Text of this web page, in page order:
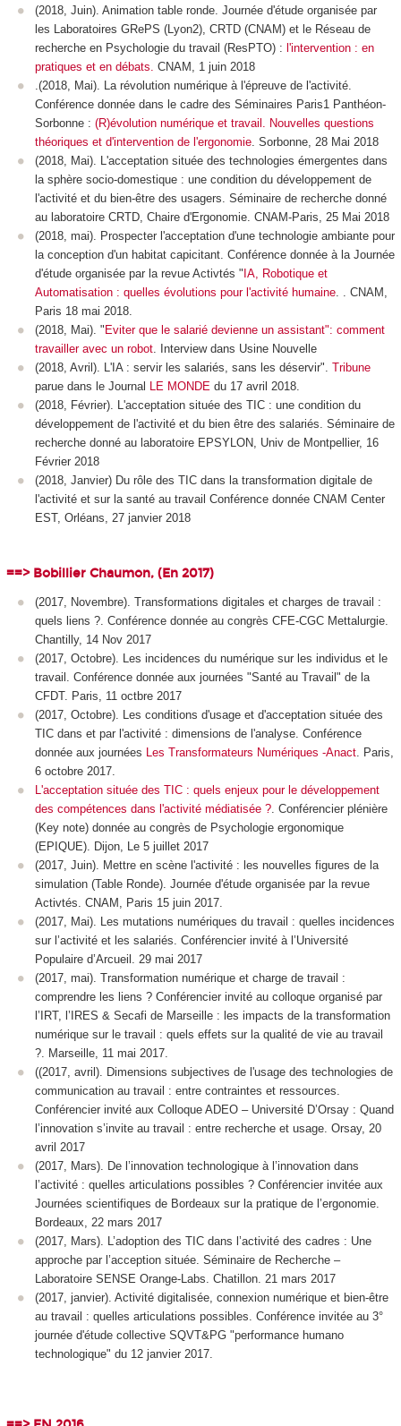
(2018, Juin). Animation table ronde. Journée d'étude organisée par
les Laboratoires GRePS (Lyon2), CRTD (CNAM) et le Réseau de
recherche en Psychologie du travail (ResPTO) : l'intervention : en
pratiques et en débats. CNAM, 1 juin 2018
.(2018, Mai). La révolution numérique à l'épreuve de l'activité.
Conférence donnée dans le cadre des Séminaires Paris1 Panthéon-
Sorbonne : (R)évolution numérique et travail. Nouvelles questions
théoriques et d'intervention de l'ergonomie. Sorbonne, 28 Mai 2018
(2018, Mai). L'acceptation située des technologies émergentes dans
la sphère socio-domestique : une condition du développement de
l'activité et du bien-être des usagers. Séminaire de recherche donné
au laboratoire CRTD, Chaire d'Ergonomie. CNAM-Paris, 25 Mai 2018
(2018, mai). Prospecter l'acceptation d'une technologie ambiante pour
la conception d'un habitat capicitant. Conférence donnée à la Journée
d'étude organisée par la revue Activtés " IA, Robotique et
Automatisation : quelles évolutions pour l'activité humaine. . CNAM,
Paris 18 mai 2018.
(2018, Mai). " Eviter que le salarié devienne un assistant": comment
travailler avec un robot. Interview dans Usine Nouvelle
(2018, Avril). L'IA : servir les salariés, sans les déservir". Tribune
parue dans le Journal LE MONDE du 17 avril 2018.
(2018, Février). L'acceptation située des TIC : une condition du
développement de l'activité et du bien être des salariés. Séminaire de
recherche donné au laboratoire EPSYLON, Univ de Montpellier, 16
Février 2018
(2018, Janvier) Du rôle des TIC dans la transformation digitale de
l'activité et sur la santé au travail Conférence donnée CNAM Center
EST, Orléans, 27 janvier 2018
==> Bobillier Chaumon, (En 2017)
(2017, Novembre). Transformations digitales et charges de travail :
quels liens ?. Conférence donnée au congrès CFE-CGC Mettalurgie.
Chantilly, 14 Nov 2017
(2017, Octobre). Les incidences du numérique sur les individus et le
travail. Conférence donnée aux journées "Santé au Travail" de la
CFDT. Paris, 11 octbre 2017
(2017, Octobre). Les conditions d'usage et d'acceptation située des
TIC dans et par l'activité : dimensions de l'analyse. Conférence
donnée aux journées
Les Transformateurs Numériques -Anact . Paris,
6 octobre 2017.
L'acceptation située des TIC : quels enjeux pour le développement
des compétences dans l'activité médiatisée ? . Conférencier plénière
(Key note) donnée au congrès de Psychologie ergonomique
(EPIQUE). Dijon, Le 5 juillet 2017
(2017, Juin). Mettre en scène l'activité : les nouvelles figures de la
simulation (Table Ronde). Journée d'étude organisée par la revue
Activtés. CNAM, Paris 15 juin 2017.
(2017, Mai). Les mutations numériques du travail : quelles incidences
sur l’activité et les salariés. Conférencier invité à l’Université
Populaire d’Arcueil. 29 mai 2017
(2017, mai). Transformation numérique et charge de travail :
comprendre les liens ? Conférencier invité au colloque organisé par
l’IRT, l’IRES & Secafi de Marseille : les impacts de la transformation
numérique sur le travail : quels effets sur la qualité de vie au travail
?. Marseille, 11 mai 2017.
((2017, avril). Dimensions subjectives de l'usage des technologies de
communication au travail : entre contraintes et ressources.
Conférencier invité aux Colloque ADEO – Université D’Orsay : Quand
l’innovation s’invite au travail : entre recherche et usage. Orsay, 20
avril 2017
(2017, Mars). De l’innovation technologique à l’innovation dans
l’activité : quelles articulations possibles ? Conférencier invitée aux
Journées scientifiques de Bordeaux sur la pratique de l’ergonomie.
Bordeaux, 22 mars 2017
(2017, Mars). L’adoption des TIC dans l’activité des cadres : Une
approche par l’acception située. Séminaire de Recherche –
Laboratoire SENSE Orange-Labs. Chatillon. 21 mars 2017
(2017, janvier). Activité digitalisée, connexion numérique et bien-être
au travail : quelles articulations possibles. Conférence invitée au 3°
journée d'étude collective SQVT&PG "performance humano
technologique" du 12 janvier 2017.